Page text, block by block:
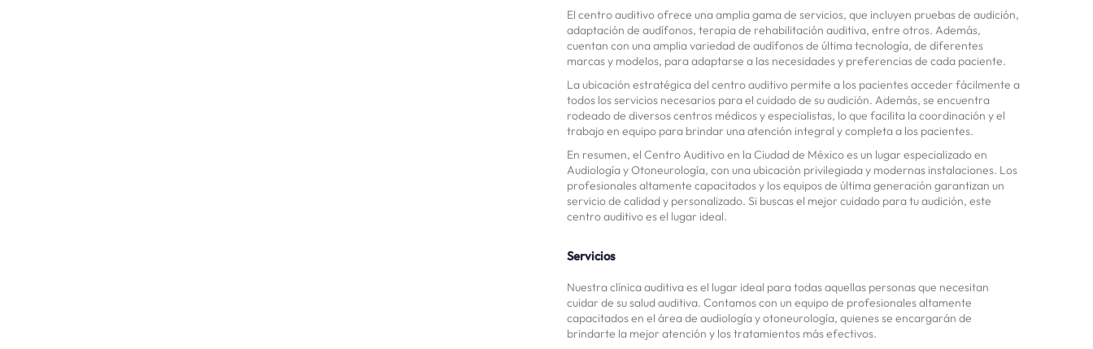
El centro auditivo ofrece una amplia gama de servicios, que incluyen pruebas de audición,
adaptación de audífonos, terapia de rehabilitación auditiva, entre otros. Además,
cuentan con una amplia variedad de audífonos de última tecnología, de diferentes
marcas y modelos, para adaptarse a las necesidades y preferencias de cada paciente.
La ubicación estratégica del centro auditivo permite a los pacientes acceder fácilmente a
todos los servicios necesarios para el cuidado de su audición. Además, se encuentra
rodeado de diversos centros médicos y especialistas, lo que facilita la coordinación y el
trabajo en equipo para brindar una atención integral y completa a los pacientes.
En resumen, el Centro Auditivo en la Ciudad de México es un lugar especializado en
Audiología y Otoneurología, con una ubicación privilegiada y modernas instalaciones. Los
profesionales altamente capacitados y los equipos de última generación garantizan un
servicio de calidad y personalizado. Si buscas el mejor cuidado para tu audición, este
centro auditivo es el lugar ideal.
Servicios
Nuestra clínica auditiva es el lugar ideal para todas aquellas personas que necesitan
cuidar de su salud auditiva. Contamos con un equipo de profesionales altamente
capacitados en el área de audiología y otoneurología, quienes se encargarán de
brindarte la mejor atención y los tratamientos más efectivos.